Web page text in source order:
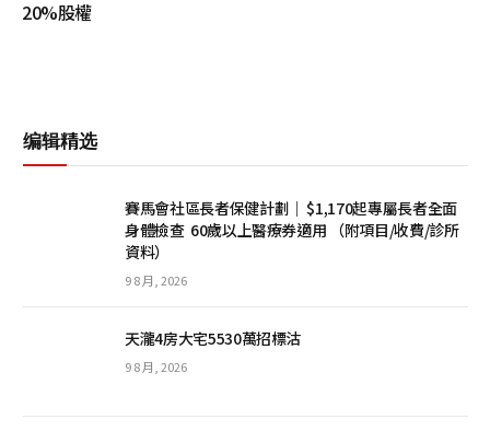
20%股權
编辑精选
賽馬會社區長者保健計劃｜ $1,170起專屬長者全面
身體檢查 60歲以上醫療券適用 （附項目/收費/診所
資料）
9 8 月, 2026
天瀧4房大宅5530萬招標沽
9 8 月, 2026